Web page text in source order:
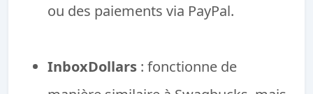
ou des paiements via PayPal.
InboxDollars : fonctionne de